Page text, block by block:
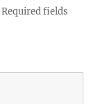
Required fields